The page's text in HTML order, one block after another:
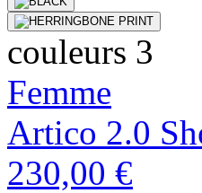
couleurs 3
Femme
Artico 2.0
230,00 €